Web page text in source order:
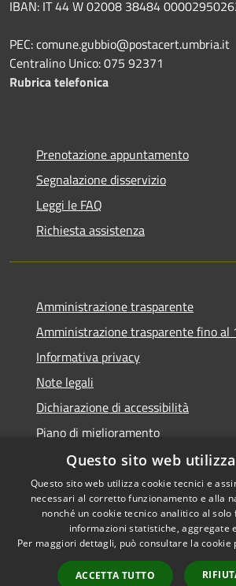
IBAN: IT 44 W 02008 38484
PEC: comune.gubbio@postacert.umbria.it
Centralino Unico: 075 92371
Rubrica telefonica
Prenotazione appuntamento
Segnalazione disservizio
Leggi le FAQ
Richiesta assistenza
Amministrazione trasparente
Amministrazione trasparente fino
Informativa privacy
Note legali
Dichiarazione di accessibilità
Piano di miglioramento
Accessibility
Privacy
Questo sito web
Questo sito web utilizza cookie tecnici e
necessari al corretto funzionamento e alla
nonché un cookie tecnico analitico al
informazioni statistiche, aggregate
Per maggiori dettagli, può consultare la cookie
ACCETTA TUTTO